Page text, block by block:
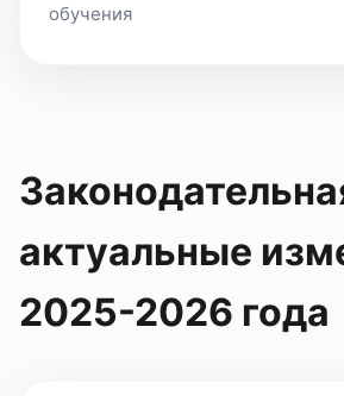
обучения
актуальные
2025-2026 года